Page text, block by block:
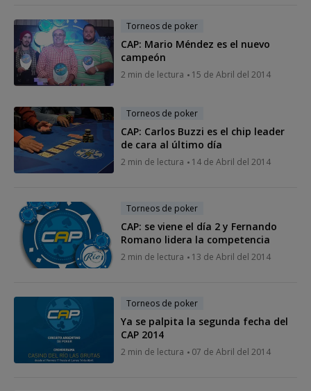
Torneos de poker
CAP: Mario Méndez es el nuevo
campeón
2 min de lectura 15 de Abril del 2014
Torneos de poker
CAP: Carlos Buzzi es el chip leader
de cara al último día
2 min de lectura 14 de Abril del 2014
Torneos de poker
CAP: se viene el día 2 y Fernando
Romano lidera la competencia
2 min de lectura 13 de Abril del 2014
Torneos de poker
Ya se palpita la segunda fecha del
CAP 2014
2 min de lectura 07 de Abril del 2014